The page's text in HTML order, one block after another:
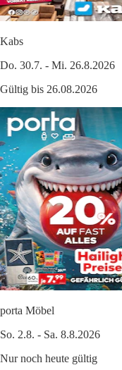
Kabs
Do. 30.7. - Mi. 26.8.2026
Gültig bis 26.08.2026
porta Möbel
So. 2.8. - Sa. 8.8.2026
Nur noch heute gültig